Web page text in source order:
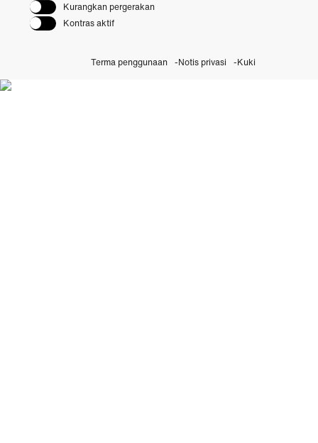
Kurangkan pergerakan
Kontras aktif
Terma penggunaan Notis privasi Kuki